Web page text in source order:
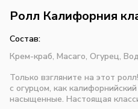
Ролл Калифорния
Состав:
Крем-краб, Масаго, Огурец,
Только взгляните на этот
с огурцом, как
насыщенные. Настоящая